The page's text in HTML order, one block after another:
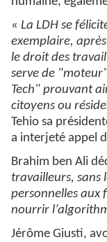
« La LDH se
exemplaire,
le droit des
serve de
Tech" prouvant
citoyens ou
Tehio sa
a interjeté appel
Brahim ben Ali
travailleurs, sans
personnelles aux
nourrir
Jérôme Giusti,